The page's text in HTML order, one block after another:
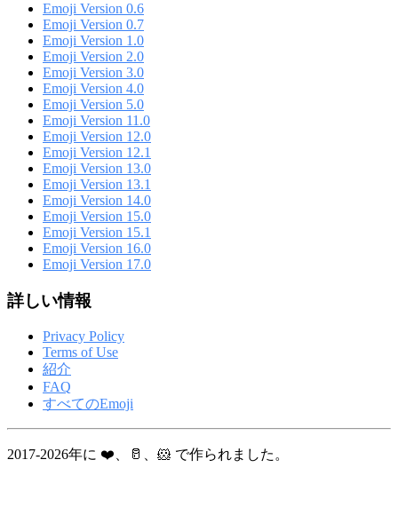
Emoji Version 0.6
Emoji Version 0.7
Emoji Version 1.0
Emoji Version 2.0
Emoji Version 3.0
Emoji Version 4.0
Emoji Version 5.0
Emoji Version 11.0
Emoji Version 12.0
Emoji Version 12.1
Emoji Version 13.0
Emoji Version 13.1
Emoji Version 14.0
Emoji Version 15.0
Emoji Version 15.1
Emoji Version 16.0
Emoji Version 17.0
詳しい情報
Privacy Policy
Terms of Use
紹介
FAQ
すべてのEmoji
2017-2026年に ❤️、🥛、🐹 で作られました。